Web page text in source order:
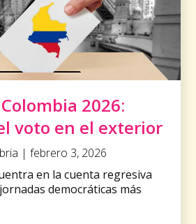
2026:
voto en el exterior
| febrero 3, 2026
en la cuenta regresiva
democráticas más